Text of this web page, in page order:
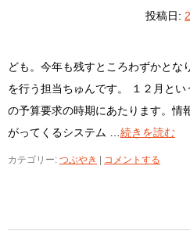
投稿日:
ども。今年も残すところわずかとな
を行う担当ちゅんです。 １２月と
の予算要求の時期にあたります。情
がってくるシステム … 続きを読む
カテゴリー: つぶやき コメントする